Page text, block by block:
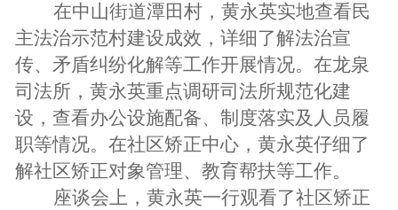
在中山街道潭田村，黄永英实地查看民
主法治示范村建设成效，详细了解法治宣
传、矛盾纠纷化解等工作开展情况。在龙泉
司法所，黄永英重点调研司法所规范化建
设，查看办公设施配备、制度落实及人员履
职等情况。在社区矫正中心，黄永英仔细了
解社区矫正对象管理、教育帮扶等工作。
座谈会上，黄永英一行观看了社区矫正